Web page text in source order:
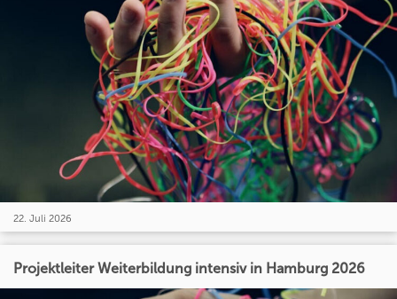
22. Juli 2026
Projektleiter Weiterbildung intensiv in Hamburg 2026